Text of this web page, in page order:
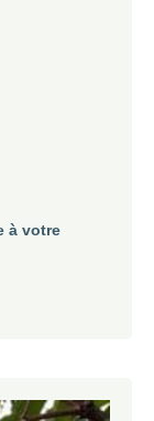
à votre